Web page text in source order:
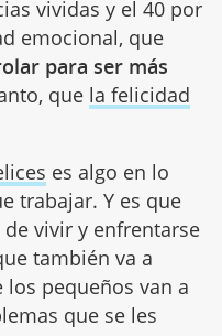
vividas y el 40 por
emocional, que
para ser más
que la felicidad
es algo en lo
trabajar. Y es que
vivir y enfrentarse
también va a
pequeños van a
que se les